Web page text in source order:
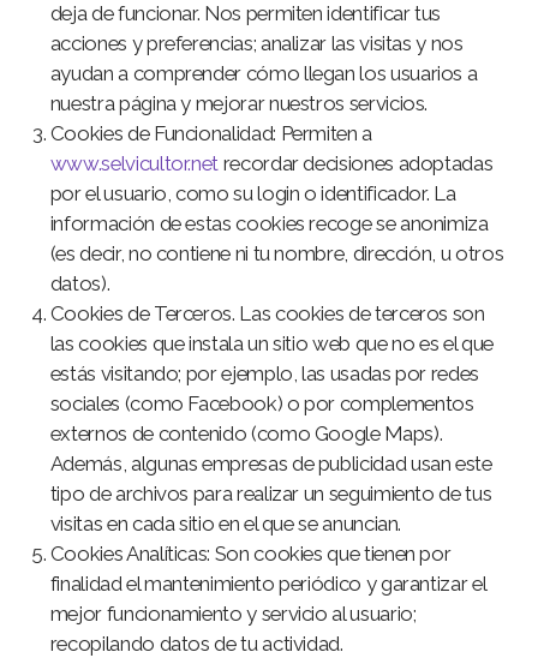
deja de funcionar. Nos permiten identificar tus
acciones y preferencias; analizar las visitas y nos
ayudan a comprender cómo llegan los usuarios a
nuestra página y mejorar nuestros servicios.
Cookies de Funcionalidad: Permiten a
www.selvicultor.net recordar decisiones adoptadas
por el usuario, como su login o identificador. La
información de estas cookies recoge se anonimiza
(es decir, no contiene ni tu nombre, dirección, u otros
datos).
Cookies de Terceros. Las cookies de terceros son
las cookies que instala un sitio web que no es el que
estás visitando; por ejemplo, las usadas por redes
sociales (como Facebook) o por complementos
externos de contenido (como Google Maps).
Además, algunas empresas de publicidad usan este
tipo de archivos para realizar un seguimiento de tus
visitas en cada sitio en el que se anuncian.
Cookies Analíticas: Son cookies que tienen por
finalidad el mantenimiento periódico y garantizar el
mejor funcionamiento y servicio al usuario;
recopilando datos de tu actividad.